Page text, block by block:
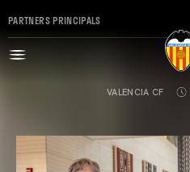
PARTNERS PRINCIPALS
VALENCIA CF